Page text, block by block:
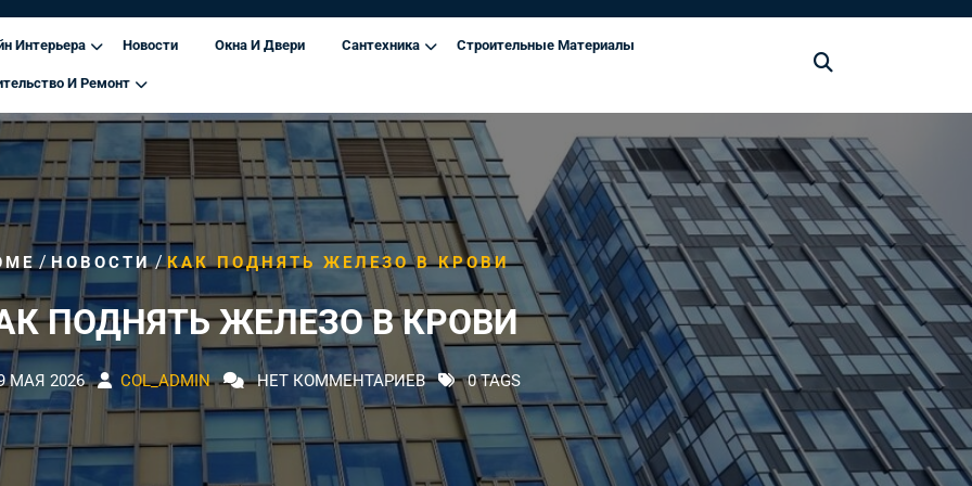
Интерьера Новости Окна И Двери Сантехника Строительные Материалы
И Ремонт
/НОВОСТИ/КАК ПОДНЯТЬ ЖЕЛЕЗО В КРОВИ
ПОДНЯТЬ ЖЕЛЕЗО В КРОВИ
МАЯ 2026 COL_ADMIN НЕТ КОММЕНТАРИЕВ 0 TAGS